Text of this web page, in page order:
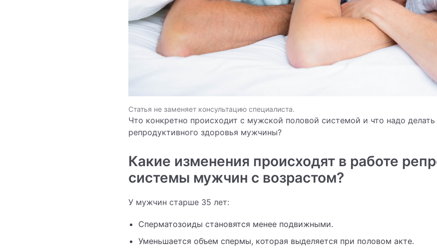
Статья не заменяет консультацию специалиста.
Что конкретно происходит с мужской половой системой и что надо делать
репродуктивного здоровья мужчины?
Какие изменения происходят в работе
системы мужчин с возрастом?
У мужчин старше 35 лет:
Сперматозоиды становятся менее подвижными.
Уменьшается объем спермы, которая выделяется при половом акте.